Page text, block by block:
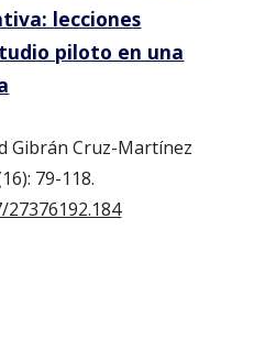
lecciones
piloto en una
Gibrán Cruz-Martínez
79-118.